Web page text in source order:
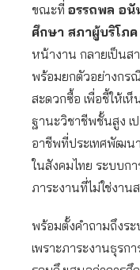
ขณะที่ อรรถพล อนั
ศึกษา สภาผู้บริโภค
หน้างาน กลายเป็นส
พร้อมยกตัวอย่างกร
สะดวกซื้อ เพื่อชี้ให้เ
ฐานะวิชาชีพชั้นสูง เ
อาชีพที่ประเทศพัฒน
ในสังคมไทย ระบบก
ภาระงานที่ไม่ใช่งาน
พร้อมตั้งคำถามถึงระ
เพราะภาระงานธุรก